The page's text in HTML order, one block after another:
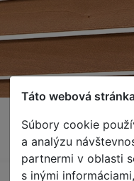
Táto webová
Súbory cookie
a analýzu
partnermi v oblasti
s inými